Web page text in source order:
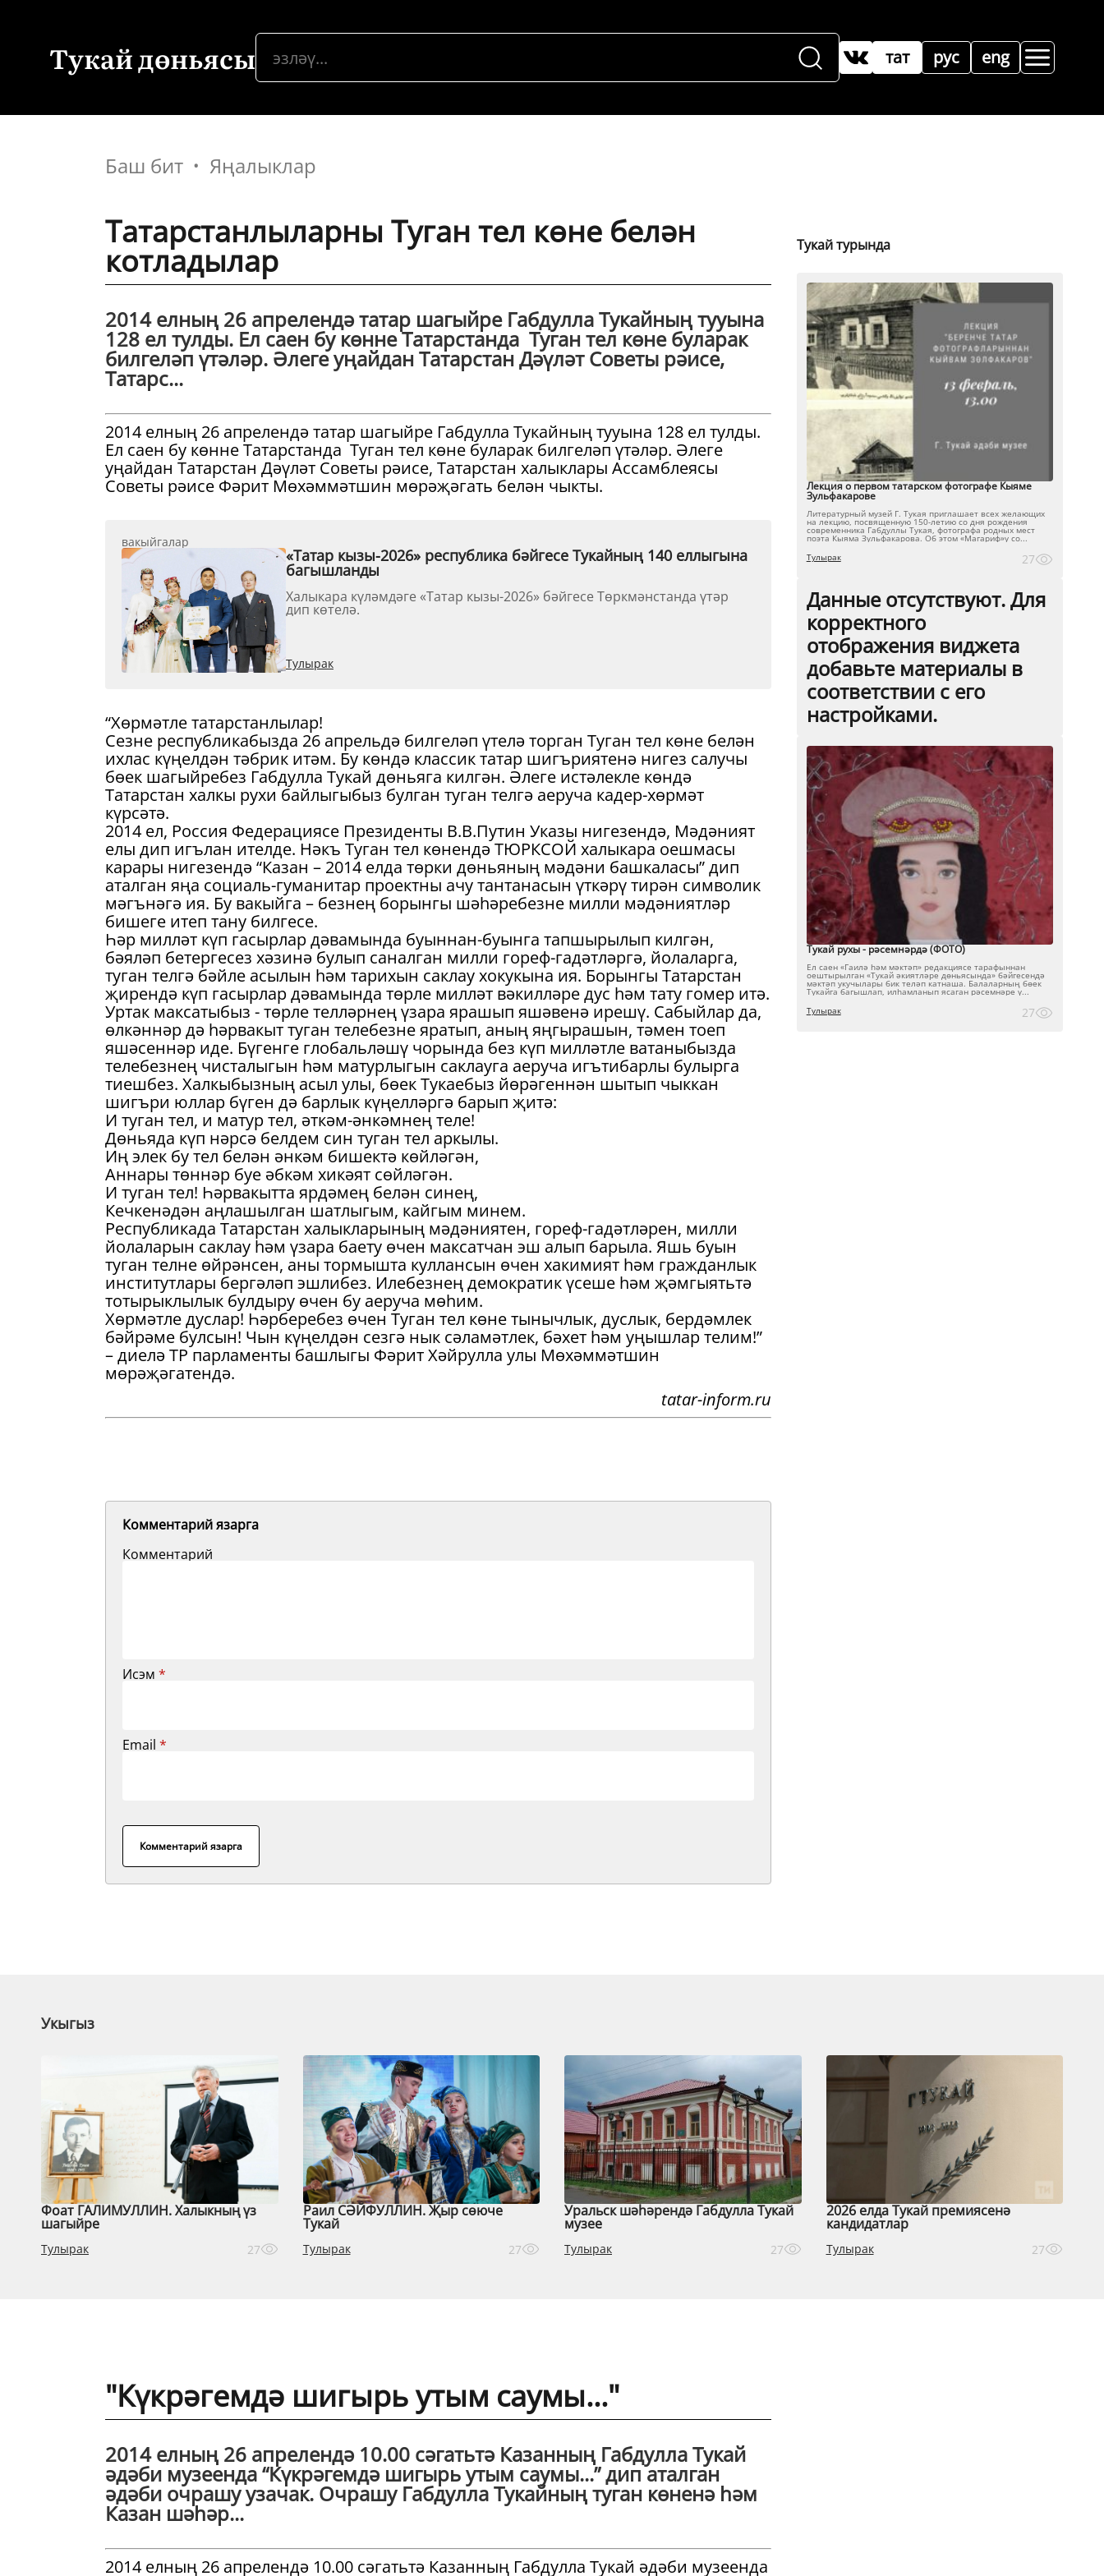
Тукай дөньясы рус
тат eng
Баш бит Яңалыклар
Татарстанлыларны Туган тел көне белән
котладылар
2014 елның 26 апрелендә татар шагыйре Габдулла Тукайның тууына
128 ел тулды. Ел саен бу көнне Татарстанда Туган тел көне буларак
билгеләп үтәләр. Әлеге уңайдан Татарстан Дәүләт Советы рәисе,
Татарс...
2014 елның 26 апрелендә татар шагыйре Габдулла Тукайның тууына 128 ел тулды.
Ел саен бу көнне Татарстанда Туган тел көне буларак билгеләп үтәләр. Әлеге
уңайдан Татарстан Дәүләт Советы рәисе, Татарстан халыклары Ассамблеясы
Советы рәисе Фәрит Мөхәммәтшин мөрәҗәгать белән чыкты.
вакыйгалар
«Татар кызы-2026» республика бәйгесе Тукайның 140 еллыгына
багышланды
Халыкара күләмдәге «Татар кызы-2026» бәйгесе Төркмәнстанда үтәр
дип көтелә.
Тулырак
“Хөрмәтле татарстанлылар!
Сезне республикабызда 26 апрельдә билгеләп үтелә торган Туган тел көне белән
ихлас күңелдән тәбрик итәм. Бу көндә классик татар шигъриятенә нигез салучы
бөек шагыйребез Габдулла Тукай дөньяга килгән. Әлеге истәлекле көндә
Татарстан халкы рухи байлыгыбыз булган туган телгә аеруча кадер-хөрмәт
күрсәтә.
2014 ел, Россия Федерациясе Президенты В.В.Путин Указы нигезендә, Мәдәният
елы дип игълан ителде. Нәкъ Туган тел көнендә ТЮРКСОЙ халыкара оешмасы
карары нигезендә “Казан – 2014 елда төрки дөньяның мәдәни башкаласы” дип
аталган яңа социаль-гуманитар проектны ачу тантанасын үткәрү тирән символик
мәгънәгә ия. Бу вакыйга – безнең борынгы шәһәребезне милли мәдәниятләр
бишеге итеп тану билгесе.
Һәр милләт күп гасырлар дәвамында буыннан-буынга тапшырылып килгән,
бәяләп бетергесез хәзинә булып саналган милли гореф-гадәтләргә, йолаларга,
туган телгә бәйле асылын һәм тарихын саклау хокукына ия. Борынгы Татарстан
җирендә күп гасырлар дәвамында төрле милләт вәкилләре дус һәм тату гомер итә.
Уртак максатыбыз - төрле телләрнең үзара ярашып яшәвенә ирешү. Сабыйлар да,
өлкәннәр дә һәрвакыт туган телебезне яратып, аның яңгырашын, тәмен тоеп
яшәсеннәр иде. Бүгенге глобальләшү чорында без күп милләтле ватаныбызда
телебезнең чисталыгын һәм матурлыгын саклауга аеруча игътибарлы булырга
тиешбез. Халкыбызның асыл улы, бөек Тукаебыз йөрәгеннән шытып чыккан
шигъри юллар бүген дә барлык күңелләргә барып җитә:
И туган тел, и матур тел, әткәм-әнкәмнең теле!
Дөньяда күп нәрсә белдем син туган тел аркылы.
Иң элек бу тел белән әнкәм бишектә көйләгән,
Аннары төннәр буе әбкәм хикәят сөйләгән.
И туган тел! Һәрвакытта ярдәмең белән синең,
Кечкенәдән аңлашылган шатлыгым, кайгым минем.
Республикада Татарстан халыкларының мәдәниятен, гореф-гадәтләрен, милли
йолаларын саклау һәм үзара баету өчен максатчан эш алып барыла. Яшь буын
туган телне өйрәнсен, аны тормышта куллансын өчен хакимият һәм гражданлык
институтлары бергәләп эшлибез. Илебезнең демократик үсеше һәм җәмгыятьтә
тотырыклылык булдыру өчен бу аеруча мөһим.
Хөрмәтле дуслар! Һәрберебез өчен Туган тел көне тынычлык, дуслык, бердәмлек
бәйрәме булсын! Чын күңелдән сезгә нык сәламәтлек, бәхет һәм уңышлар телим!”
– диелә ТР парламенты башлыгы Фәрит Хәйрулла улы Мөхәммәтшин
мөрәҗәгатендә.
tatar-inform.ru
Комментарий язарга
Комментарий
Исэм *
Email *
Комментарий язарга
Тукай турында
Лекция о первом татарском фотографе Кыяме
Зульфакарове
Литературный музей Г. Тукая приглашает всех желающих
на лекцию, посвященную 150-летию со дня рождения
современника Габдуллы Тукая, фотографа родных мест
поэта Кыяма Зульфакарова. Об этом «Магариф»у со...
Тулырак
27
Данные отсутствуют. Для
корректного
отображения виджета
добавьте материалы в
соответствии с его
настройками.
Тукай рухы - рәсемнәрдә (ФОТО)
Ел саен «Гаилә һәм мәктәп» редакциясе тарафыннан
оештырылган «Тукай әкиятләре дөньясында» бәйгесендә
мәктәп укучылары бик теләп катнаша. Балаларның бөек
Тукайга багышлап, илһамланып ясаган рәсемнәре ү...
Тулырак
27
Укыгыз
Фоат ГАЛИМУЛЛИН. Халыкның үз
шагыйре
Тулырак 27
Раил СӘЙФУЛЛИН. Җыр сөюче
Тукай
Тулырак 27
Уральск шәһәрендә Габдулла Тукай
музее
Тулырак 27
2026 елда Тукай премиясенә
кандидатлар
Тулырак 27
"Күкрәгемдә шигырь утым саумы..."
2014 елның 26 апрелендә 10.00 сәгатьтә Казанның Габдулла Тукай
әдәби музеенда “Күкрәгемдә шигырь утым саумы...” дип аталган
әдәби очрашу узачак. Очрашу Габдулла Тукайның туган көненә һәм
Казан шәһәр...
2014 елның 26 апрелендә 10.00 сәгатьтә Казанның Габдулла Тукай әдәби музеенда